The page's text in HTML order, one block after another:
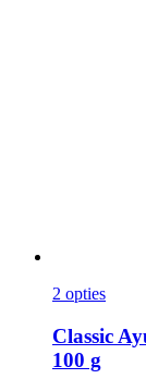
2 opties
Classic
100 g